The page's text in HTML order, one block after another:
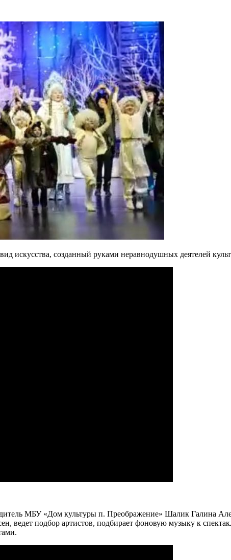
искусства, созданный руками неравнодушных деятелей
МБУ «Дом культуры п. Преображение» Шалик Галина
ведет подбор артистов, подбирает фоновую музыку к